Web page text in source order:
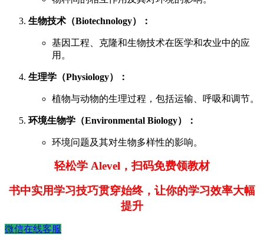
生物技术（Biotechnology）：
基因工程、克隆和生物技术在医学和农业中的应
用。
生理学（Physiology）：
植物与动物的生理过程，包括运输、呼吸和调节。
环境生物学（Environmental Biology）：
环境问题及其对生物多样性的影响。
轻松学 Alevel，扫码免费领教材
书中实用学习技巧贯穿始终，让你的学习效率大幅
提升
微信在线客服